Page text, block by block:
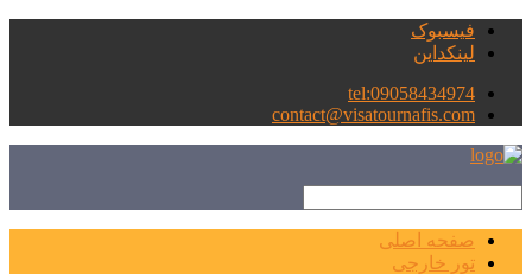
فیسبوک
لینکداین
tel:09058434974
contact@visatournafis.com
صفحه اصلی
تور خارجی